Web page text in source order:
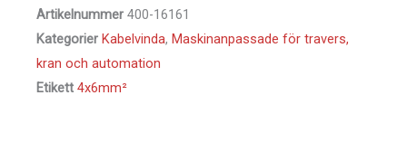
Artikelnummer 400-16161
Kategorier Kabelvinda, Maskinanpassade för travers,
kran och automation
Etikett 4x6mm²